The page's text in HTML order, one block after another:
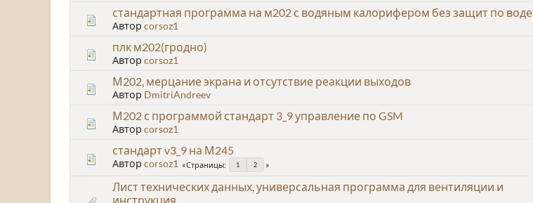
стандартная программа на м202 с водяным калорифером без защит по воде
Автор corsoz1
плк м202(гродно)
Автор corsoz1
М202, мерцание экрана и отсутствие реакции выходов
Автор DmitriAndreev
М202 с программой стандарт 3_9 управление по GSM
Автор corsoz1
стандарт v3_9 на М245
Автор corsoz1 Страницы 1 2
Лист технических данных, универсальная программа для вентиляции и
инструкция